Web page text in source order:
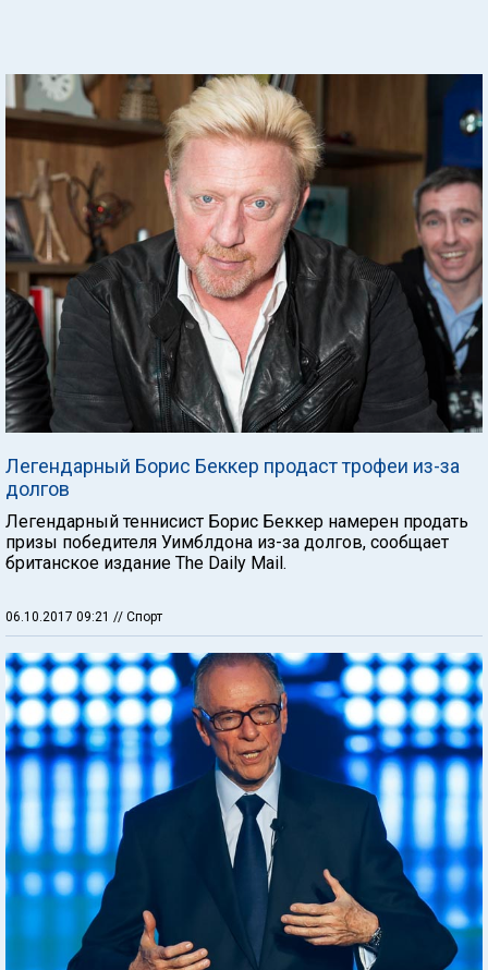
Легендарный Борис Беккер продаст трофеи из-за
долгов
Легендарный теннисист Борис Беккер намерен продать
призы победителя Уимблдона из-за долгов, сообщает
британское издание The Daily Mail.
06.10.2017 09:21 // Спорт